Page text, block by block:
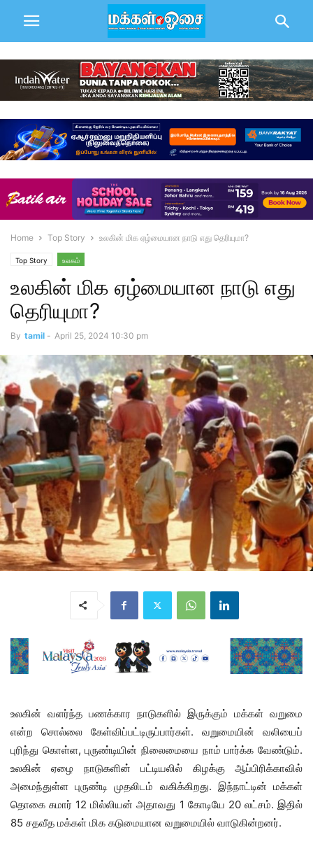
Home Top Story உலகின் மிக ஏழ்மையான நாடு எது தெரியுமா?
Top Story உலகம்
உலகின் மிக ஏழ்மையான நாடு எது
தெரியுமா?
By tamil - April 25, 2024 10:30 pm
உலகின் வளர்ந்த பணக்கார நாடுகளில் இருக்கும் மக்கள் வறுமை
என்ற சொல்லை கேள்விப்பட்டிருப்பார்கள். வறுமையின் வலியைப்
புரிந்து கொள்ள, புருண்டியின் நிலைமையை நாம் பார்க்க வேண்டும்.
உலகின் ஏழை நாடுகளின் பட்டியலில் கிழக்கு ஆப்பிரிக்காவில்
அமைந்துள்ள புருண்டி முதலிடம் வகிக்கிறது. இந்நாட்டின் மக்கள்
தொகை சுமார் 12 மில்லியன் அதாவது 1 கோடியே 20 லட்சம். இதில்
85 சதவீத மக்கள் மிக கடுமையான வறுமையில் வாடுகின்றனர்.